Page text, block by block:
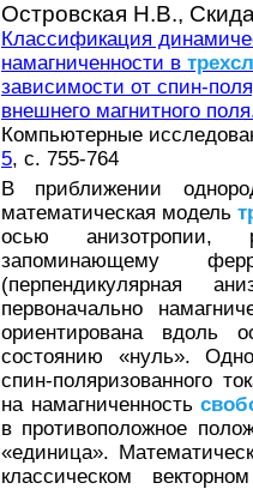
Островская Н.В.,
Классификация
намагниченности в
зависимости от спин-
внешнего магнитного
Компьютерные
5, с. 755-764
В приближении
математическая модель
осью анизотропии,
запоминающему
(перпендикулярная
первоначально
ориентирована вдоль
состоянию «нуль».
спин-поляризованного
на намагниченность
в противоположное
«единица».
классическом